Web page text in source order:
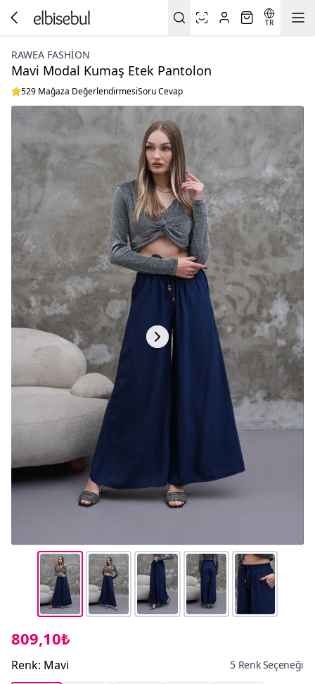
TR
RAWEA FASHİON
Mavi Modal Kumaş Etek Pantolon
529 Mağaza DeğerlendirmesiSoru Cevap
809,10₺
Renk: Mavi 5 Renk Seçeneği